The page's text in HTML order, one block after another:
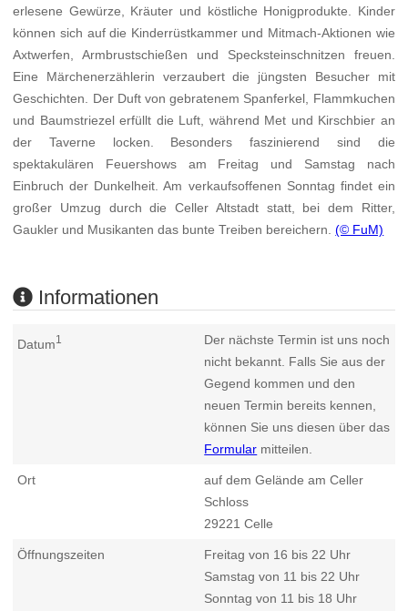
erlesene Gewürze, Kräuter und köstliche Honigprodukte. Kinder
können sich auf die Kinderrüstkammer und Mitmach-Aktionen wie
Axtwerfen, Armbrustschießen und Specksteinschnitzen freuen.
Eine Märchenerzählerin verzaubert die jüngsten Besucher mit
Geschichten. Der Duft von gebratenem Spanferkel, Flammkuchen
und Baumstriezel erfüllt die Luft, während Met und Kirschbier an
der Taverne locken. Besonders faszinierend sind die
spektakulären Feuershows am Freitag und Samstag nach
Einbruch der Dunkelheit. Am verkaufsoffenen Sonntag findet ein
großer Umzug durch die Celler Altstadt statt, bei dem Ritter,
Gaukler und Musikanten das bunte Treiben bereichern.(© FuM)
Informationen
Datum1
Der nächste Termin ist uns noch
nicht bekannt. Falls Sie aus der
Gegend kommen und den
neuen Termin bereits kennen,
können Sie uns diesen über das
Formular mitteilen.
Ort
auf dem Gelände am Celler
Schloss
29221 Celle
Öffnungszeiten
Freitag von 16 bis 22 Uhr
Samstag von 11 bis 22 Uhr
Sonntag von 11 bis 18 Uhr